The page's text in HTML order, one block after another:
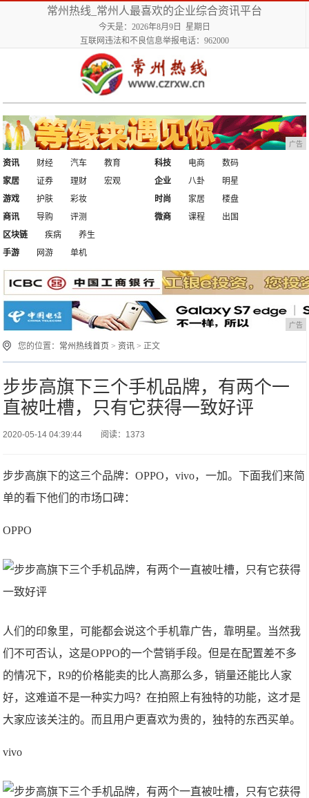
常州热线_常州人最喜欢的企业综合资讯平台
今天是：2026年8月9日 星期日
互联网违法和不良信息举报电话：962000
广告
资讯 财经 汽车
教育
家居
证券 理财 宏观
科技 电商
数码
企业
八卦
明星
游戏
护肤
彩妆
商讯
导购 评测
时尚 家居
楼盘
微商
课程
出国
区块链
疾病
养生
手游
网游 单机
广告
您的位置： 常州热线首页 >资讯 > 正文
步步高旗下三个手机品牌，有两个一
直被吐槽，只有它获得一致好评
2020-05-14 04:39:44 阅读：1373
步步高旗下的这三个品牌：OPPO，vivo，一加。下面我们来简
单的看下他们的市场口碑：
OPPO
人们的印象里，可能都会说这个手机靠广告，靠明星。当然我
们不可否认，这是OPPO的一个营销手段。但是在配置差不多
的情况下，R9的价格能卖的比人高那么多，销量还能比人家
好，这难道不是一种实力吗？在拍照上有独特的功能，这才是
大家应该关注的。而且用户更喜欢为贵的，独特的东西买单。
vivo